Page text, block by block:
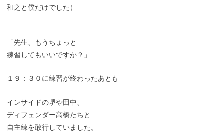
和之と僕だけでした）
「先生、もうちょっと
練習してもいいですか？」
１９：３０に練習が終わったあとも
インサイドの堺や田中、
ディフェンダー高橋たちと
自主練を敢行していました。